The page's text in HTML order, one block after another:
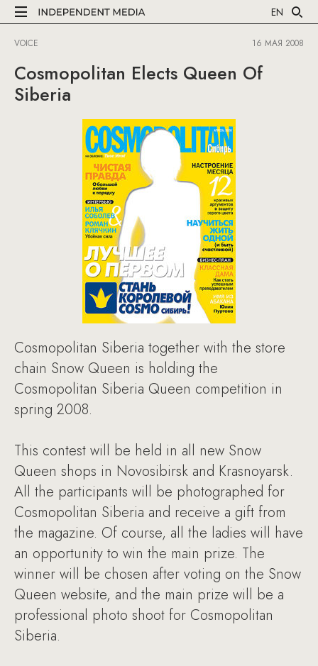
EN
VOICE 16 МАЯ 2008
Cosmopolitan Elects Queen Of
Siberia
Cosmopolitan Siberia together with the store
chain Snow Queen is holding the
Cosmopolitan Siberia Queen competition in
spring 2008.
This contest will be held in all new Snow
Queen shops in Novosibirsk and Krasnoyarsk.
All the participants will be photographed for
Cosmopolitan Siberia and receive a gift from
the magazine. Of course, all the ladies will have
an opportunity to win the main prize. The
winner will be chosen after voting on the Snow
Queen website, and the main prize will be a
professional photo shoot for Cosmopolitan
Siberia.